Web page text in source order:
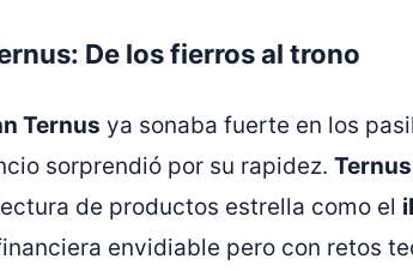
De los fierros al trono
Ternus ya sonaba fuerte en los
sorprendió por su rapidez. Ternus
de productos estrella como el
envidiable pero con retos